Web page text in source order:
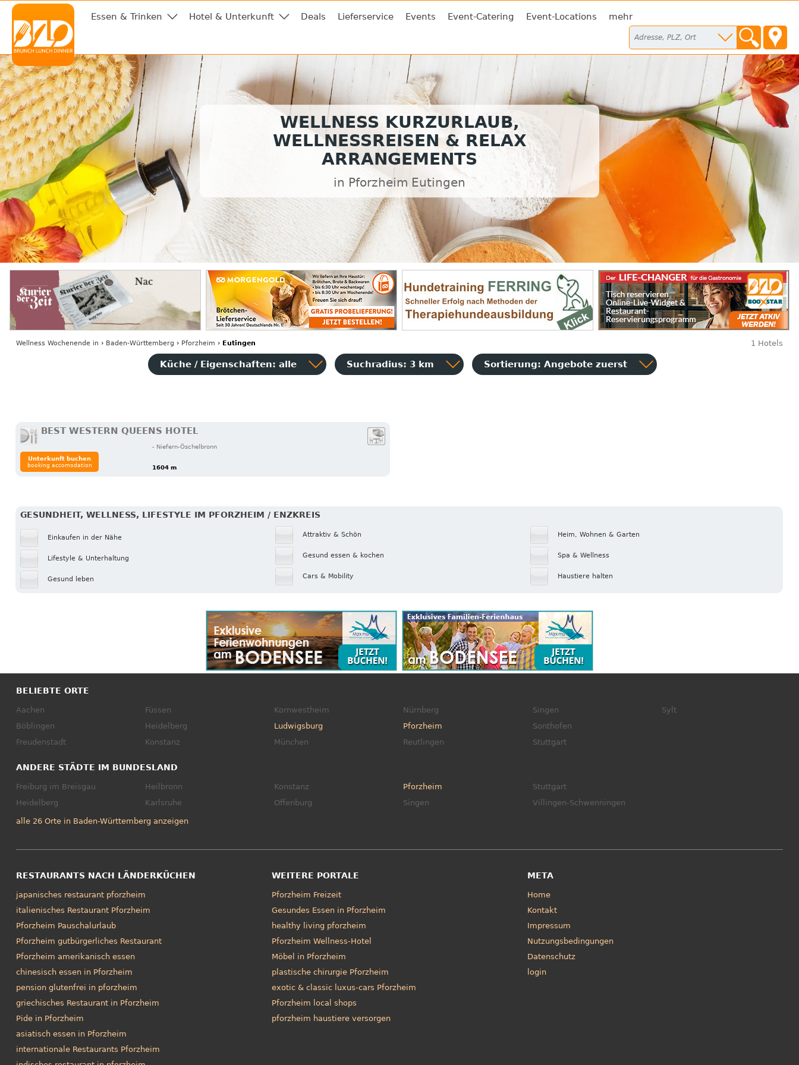
Essen & Trinken Hotel & Unterkunft Deals Lieferservice Events Event-Catering Event-Locations mehr
WELLNESS KURZURLAUB,
WELLNESSREISEN & RELAX
ARRANGEMENTS
in Pforzheim Eutingen
Wellness Wochenendein › Baden-Württemberg › Pforzheim › Eutingen 1 Hotels
Küche / Eigenschaften: alle Suchradius: 3 km Sortierung: Angebote zuerst
BEST WESTERN QUEENS HOTEL
- Niefern-Öschelbronn
1604 m
Unterkunft buchen
booking accomodation
GESUNDHEIT, WELLNESS, LIFESTYLE IM PFORZHEIM / ENZKREIS
Einkaufen in der Nähe
Lifestyle & Unterhaltung
Gesund leben
Attraktiv & Schön
Gesund essen & kochen
Cars & Mobility
Heim, Wohnen & Garten
Spa & Wellness
Haustiere halten
BELIEBTE ORTE
Aachen
Böblingen
Freudenstadt
Füssen
Heidelberg
Konstanz
Kornwestheim
Ludwigsburg
München
Nürnberg
Pforzheim
Reutlingen
Singen
Sonthofen
Stuttgart
Sylt
ANDERE STÄDTE IM BUNDESLAND
Freiburg im Breisgau
Heidelberg
Heilbronn
Karlsruhe
Konstanz
Offenburg
Pforzheim
Singen
Stuttgart
Villingen-Schwenningen
alle 26 Orte in Baden-Württemberg anzeigen
RESTAURANTS NACH LÄNDERKÜCHEN
japanisches restaurant pforzheim
italienisches Restaurant Pforzheim
Pforzheim Pauschalurlaub
Pforzheim gutbürgerliches Restaurant
Pforzheim amerikanisch essen
chinesisch essen in Pforzheim
pension glutenfrei in pforzheim
griechisches Restaurant in Pforzheim
Pide in Pforzheim
asiatisch essen in Pforzheim
internationale Restaurants Pforzheim
WEITERE PORTALE
Pforzheim Freizeit
Gesundes Essen in Pforzheim
healthy living pforzheim
Pforzheim Wellness-Hotel
Möbel in Pforzheim
plastische chirurgie Pforzheim
exotic & classic luxus-cars Pforzheim
Pforzheim local shops
pforzheim haustiere versorgen
META
Home
Kontakt
Impressum
Nutzungsbedingungen
Datenschutz
login